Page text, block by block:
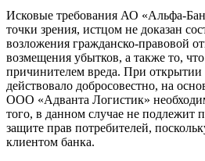
Исковые требования АО «Альфа-
точки зрения, истцом не доказан
возложения гражданско-правовой
возмещения убытков, а также то, что
причинителем вреда. При
действовало добросовестно, на
ООО «Адванта Логистик»
того, в данном случае не подлежит
защите прав потребителей,
клиентом банка.